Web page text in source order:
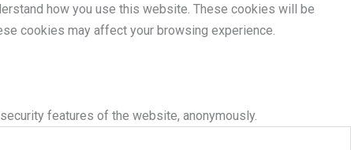
how you use this website. These cookies will be
cookies may affect your browsing experience.
features of the website, anonymously.